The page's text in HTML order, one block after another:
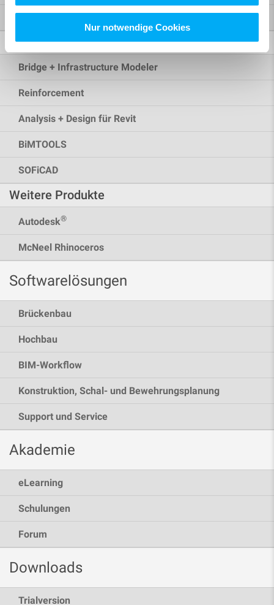
Nur notwendige Cookies
BIM / CAD
Bridge + Infrastructure Modeler
Reinforcement
Analysis + Design für Revit
BiMTOOLS
SOFiCAD
Weitere Produkte
Autodesk®
McNeel Rhinoceros
Softwarelösungen
Brückenbau
Hochbau
BIM-Workflow
Konstruktion, Schal- und Bewehrungsplanung
Support und Service
Akademie
eLearning
Schulungen
Forum
Downloads
Trialversion